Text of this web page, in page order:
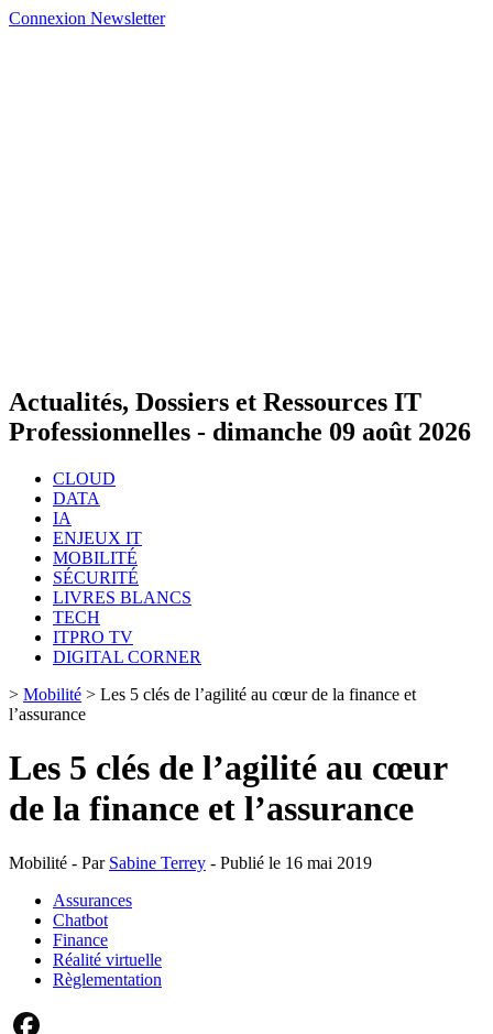
Connexion Newsletter
Actualités, Dossiers et Ressources IT
Professionnelles - dimanche 09 août 2026
CLOUD
DATA
IA
ENJEUX IT
MOBILITÉ
SÉCURITÉ
LIVRES BLANCS
TECH
ITPRO TV
DIGITAL CORNER
> Mobilité > Les 5 clés de l’agilité au cœur de la finance et
l’assurance
Les 5 clés de l’agilité au cœur
de la finance et l’assurance
Mobilité - Par Sabine Terrey - Publié le 16 mai 2019
Assurances
Chatbot
Finance
Réalité virtuelle
Règlementation